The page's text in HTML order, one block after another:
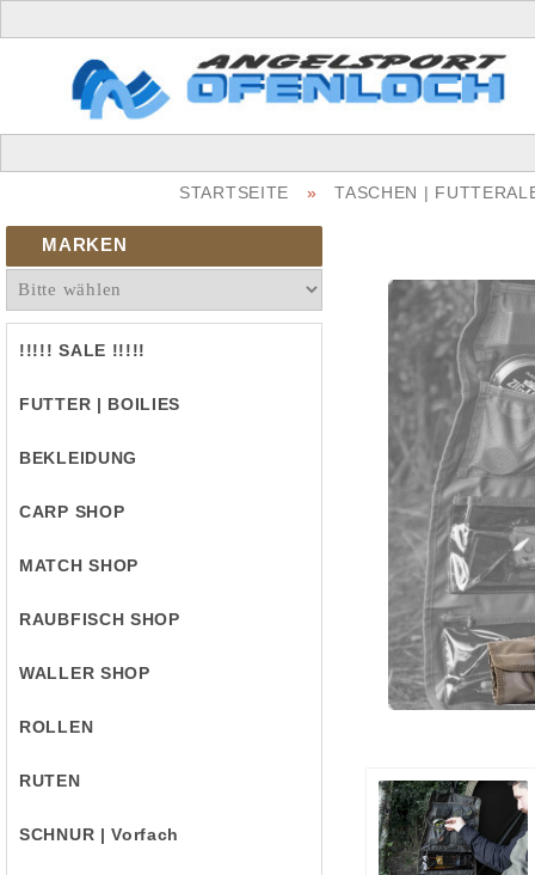
STARTSEITE » TASCHEN |
MARKEN
!!!!! SALE !!!!!
FUTTER | BOILIES
BEKLEIDUNG
CARP SHOP
MATCH SHOP
RAUBFISCH SHOP
WALLER SHOP
ROLLEN
RUTEN
SCHNUR | Vorfach